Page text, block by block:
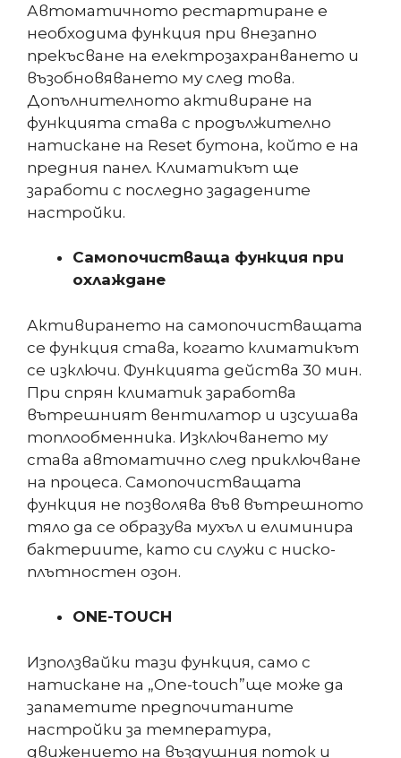
Автоматичното рестартиране е
необходима функция при внезапно
прекъсване на електрозахранването и
възобновяването му след това.
Допълнителното активиране на
функцията става с продължително
натискане на Reset бутона, който е на
предния панел. Климатикът ще
заработи с последно зададените
настройки.
Самопочистваща функция при
охлаждане
Активирането на самопочистващата
се функция става, когато климатикът
се изключи. Функцията действа 30 мин.
При спрян климатик заработва
вътрешният вентилатор и изсушава
топлообменника. Изключването му
става автоматично след приключване
на процеса. Самопочистващата
функция не позволява във вътрешното
тяло да се образува мухъл и елиминира
бактериите, като си служи с ниско-
плътностен озон.
ONE-TOUCH
Използвайки тази функция, само с
натискане на „One-touch”ще може да
запаметите предпочитаните
настройки за температура,
движението на въздушния поток и